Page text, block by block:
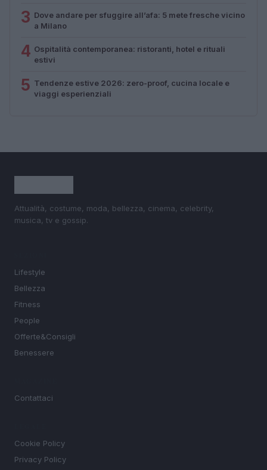
3 Dove andare per sfuggire all’afa: 5 mete fresche vicino
a Milano
4 Ospitalità contemporanea: ristoranti, hotel e rituali
estivi
5 Tendenze estive 2026: zero-proof, cucina locale e
viaggi esperienziali
Attualità, costume, moda, bellezza, cinema, celebrity,
musica, tv e gossip.
Lifestyle
Bellezza
Fitness
People
Offerte&Consigli
Benessere
Contattaci
Cookie Policy
Privacy Policy